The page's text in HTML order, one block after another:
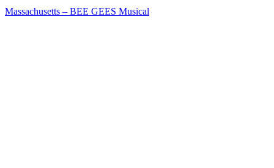
Massachusetts – BEE GEES Musical